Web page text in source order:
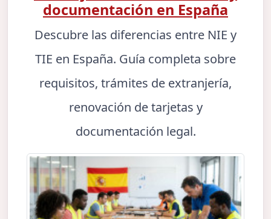
documentación en España
Descubre las diferencias entre NIE y
TIE en España. Guía completa sobre
requisitos, trámites de extranjería,
renovación de tarjetas y
documentación legal.